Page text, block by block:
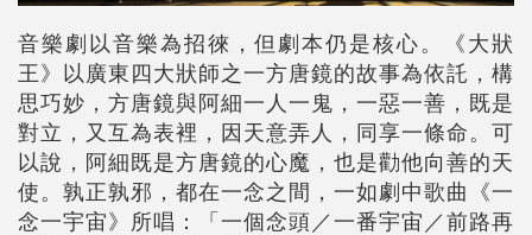
音樂劇以音樂為招徠，但劇本仍是核心。《大狀
王》以廣東四大狀師之一方唐鏡的故事為依託，構
思巧妙，方唐鏡與阿細一人一鬼，一惡一善，既是
對立，又互為表裡，因天意弄人，同享一條命。可
以說，阿細既是方唐鏡的心魔，也是勸他向善的天
使。孰正孰邪，都在一念之間，一如劇中歌曲《一
念一宇宙》所唱：「一個念頭／一番宇宙／前路再